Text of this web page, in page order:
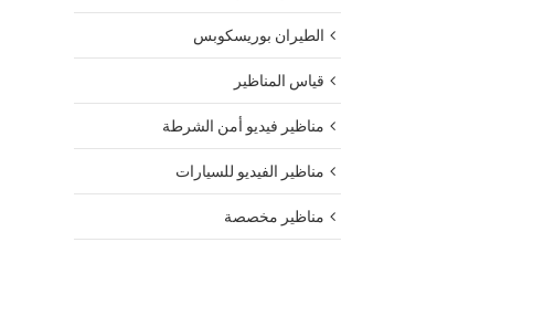
الطيران بوريسكوبس
قياس المناظير
مناظير فيديو أمن الشرطة
مناظير الفيديو للسيارات
مناظير مخصصة